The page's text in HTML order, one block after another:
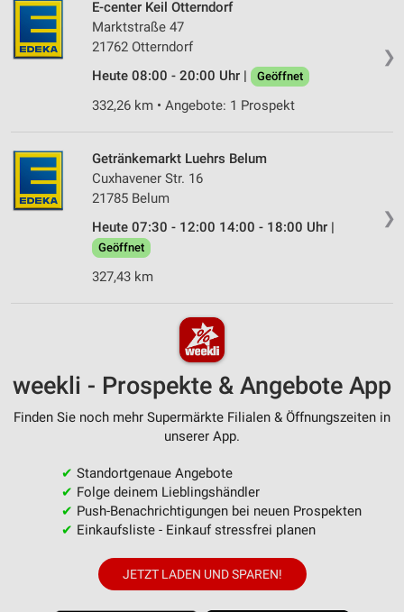
❯
E-center Keil Otterndorf
Marktstraße 47
21762 Otterndorf
Heute 08:00 - 20:00 Uhr |
Geöffnet
332,26 km • Angebote: 1 Prospekt
❯
Getränkemarkt Luehrs Belum
Cuxhavener Str. 16
21785 Belum
Heute 07:30 - 12:00 14:00 - 18:00 Uhr |
Geöffnet
327,43 km
weekli - Prospekte & Angebote App
Finden Sie noch mehr Supermärkte Filialen & Öffnungszeiten in
unserer App.
✔ Standortgenaue Angebote
✔ Folge deinem Lieblingshändler
✔ Push-Benachrichtigungen bei neuen Prospekten
✔ Einkaufsliste - Einkauf stressfrei planen
JETZT LADEN UND SPAREN!